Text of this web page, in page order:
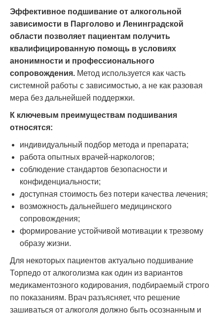
Эффективное подшивание от алкогольной
зависимости в Парголово и Ленинградской
области позволяет пациентам получить
квалифицированную помощь в условиях
анонимности и профессионального
сопровождения. Метод используется как часть
системной работы с зависимостью, а не как разовая
мера без дальнейшей поддержки.
К ключевым преимуществам подшивания
относятся:
индивидуальный подбор метода и препарата;
работа опытных врачей-наркологов;
соблюдение стандартов безопасности и
конфиденциальности;
доступная стоимость без потери качества лечения;
возможность дальнейшего медицинского
сопровождения;
формирование устойчивой мотивации к трезвому
образу жизни.
Для некоторых пациентов актуально подшивание
Торпедо от алкоголизма как один из вариантов
медикаментозного кодирования, подбираемый строго
по показаниям. Врач разъясняет, что решение
зашиваться от алкоголя должно быть осознанным и